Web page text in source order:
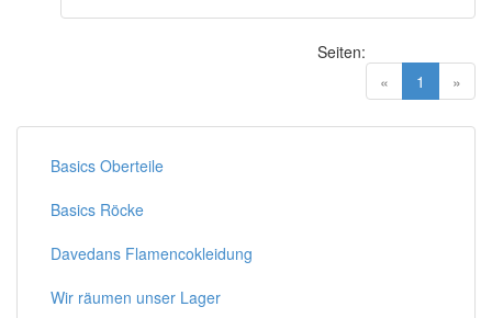
« 1 (current)
»
Seiten:
Basics Oberteile
Basics Röcke
Davedans Flamencokleidung
Wir räumen unser Lager